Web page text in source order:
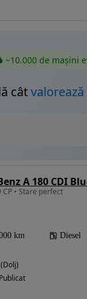
~10.000 de mașini
câtvalorează
A 180 CDI
CP • Stare perfect
km Diesel